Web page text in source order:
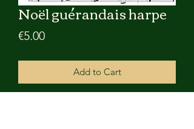
Noël guérandais harpe
€5.00Price
Add to Cart